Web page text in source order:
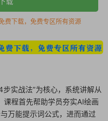
费下载，免费专区所有资源
实战法”为核心，系统讲解从
程首先帮助学员夯实AI绘画
万能提示词公式，进而通过